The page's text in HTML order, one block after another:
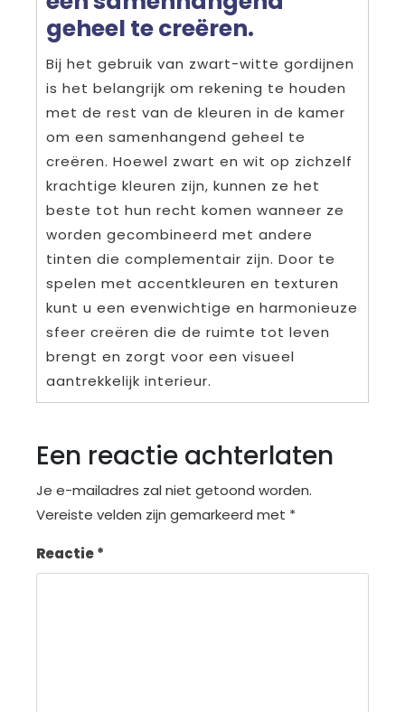
geheel te creëren.
Bij het gebruik van zwart-witte gordijnen
is het belangrijk om rekening te houden
met de rest van de kleuren in de kamer
om een samenhangend geheel te
creëren. Hoewel zwart en wit op zichzelf
krachtige kleuren zijn, kunnen ze het
beste tot hun recht komen wanneer ze
worden gecombineerd met andere
tinten die complementair zijn. Door te
spelen met accentkleuren en texturen
kunt u een evenwichtige en harmonieuze
sfeer creëren die de ruimte tot leven
brengt en zorgt voor een visueel
aantrekkelijk interieur.
Een reactie achterlaten
Je e-mailadres zal niet getoond worden.
Vereiste velden zijn gemarkeerd met *
Reactie*